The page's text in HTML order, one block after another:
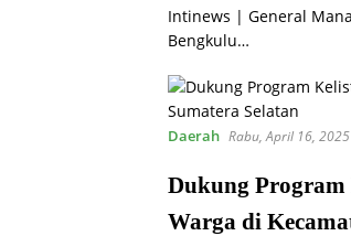
Intinews | General
Bengkulu…
Daerah Rabu, April 16, 2025
Dukung
Warga di